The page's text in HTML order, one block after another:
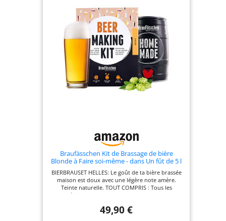
ainsi une bière blonde savoureuse d'environ 6,4 %
vol. CE QU'IL VOUS FAUT À LA MAISON - Prévoyez
deux casseroles d'environ 7 litres, une passoire,
une cuillère de cuisine, un thermomètre, du sucre
cristallisé et 13 bouteilles vides à fermeture
mécanique. UNE IDÉE CADEAU ORIGINALE POUR
AMATEURS DE BIÈRE - Un cadeau complet et
convivial pour un anniversaire, la Fête des Pères,
Noël ou une journée de brassage à la maison.
Vous offrez plus qu'une bière : une véritable
expérience de brassage.
Braufässchen Kit de Brassage de bière
Blonde à Faire soi-même - dans Un fût de 5 l
- Une délicieuse bière brassée en 7 Jours -
idée Cadeau Noel pour Homme
BIERBRAUSET HELLES: Le goût de ta bière brassée
maison est doux avec une légère note amère.
Teinte naturelle. TOUT COMPRIS : Tous les
ingrédients et le baril de 5 litres en tant que
Vous n'avez besoin que d'eau et d'un peu d'espace
49,90 €